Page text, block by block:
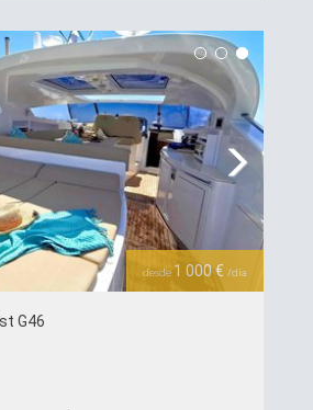
ver detalles >>
desde 1 000 € /día
G46